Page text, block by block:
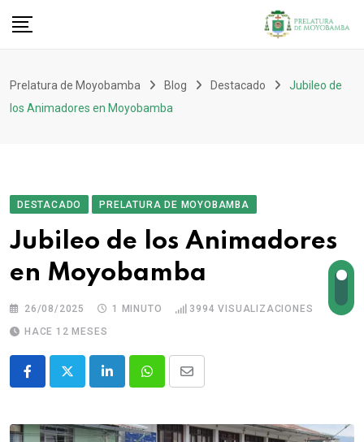
Prelatura de Moyobamba Blog Destacado
Jubileo de
los Animadores en Moyobamba
DESTACADO PRELATURA DE MOYOBAMBA
Jubileo de los Animadores
en Moyobamba
26/08/2025 1 MINUTO 3994 VISUALIZACIONES
HACE 12 MESES